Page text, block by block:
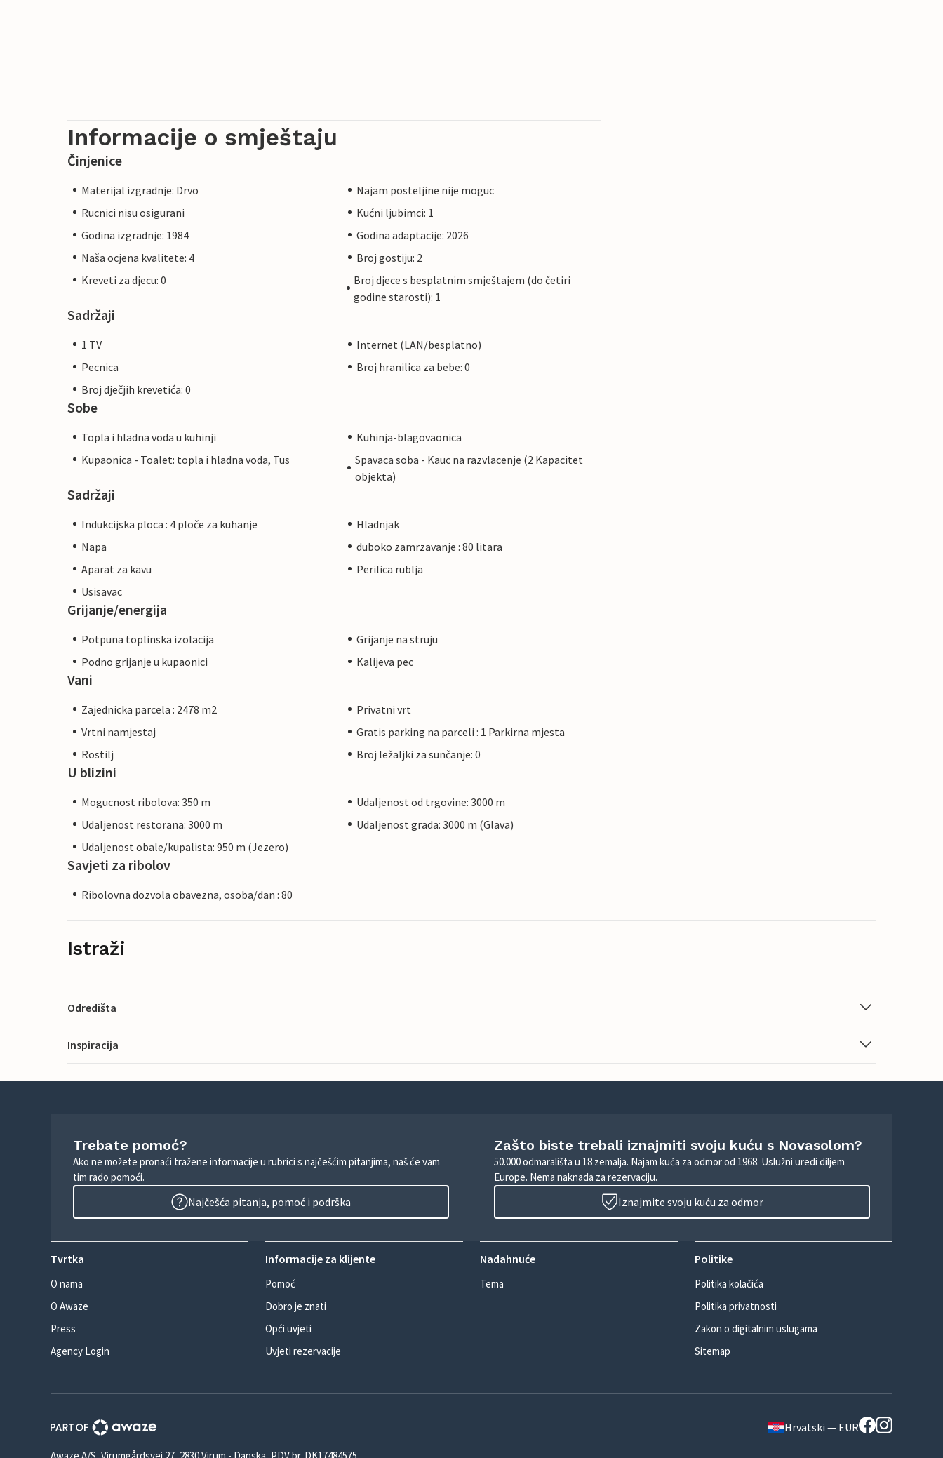
Informacije o smještaju
Činjenice
Materijal izgradnje: Drvo
Najam posteljine nije moguc
Rucnici nisu osigurani
Kućni ljubimci: 1
Godina izgradnje: 1984
Godina adaptacije: 2026
Naša ocjena kvalitete: 4
Broj gostiju: 2
Kreveti za djecu: 0
Broj djece s besplatnim smještajem (do četiri
godine starosti): 1
Sadržaji
1 TV
Internet (LAN/besplatno)
Pecnica
Broj hranilica za bebe: 0
Broj dječjih krevetića: 0
Sobe
Topla i hladna voda u kuhinji
Kuhinja-blagovaonica
Kupaonica - Toalet: topla i hladna voda, Tus
Spavaca soba - Kauc na razvlacenje (2 Kapacitet
objekta)
Sadržaji
Indukcijska ploca : 4 ploče za kuhanje
Hladnjak
Napa
duboko zamrzavanje : 80 litara
Aparat za kavu
Perilica rublja
Usisavac
Grijanje/energija
Potpuna toplinska izolacija
Grijanje na struju
Podno grijanje u kupaonici
Kalijeva pec
Vani
Zajednicka parcela : 2478 m2
Privatni vrt
Vrtni namjestaj
Gratis parking na parceli : 1 Parkirna mjesta
Rostilj
Broj ležaljki za sunčanje: 0
U blizini
Mogucnost ribolova: 350 m
Udaljenost od trgovine: 3000 m
Udaljenost restorana: 3000 m
Udaljenost grada: 3000 m (Glava)
Udaljenost obale/kupalista: 950 m (Jezero)
Savjeti za ribolov
Ribolovna dozvola obavezna, osoba/dan : 80
Istraži
Odredišta
Inspiracija
Trebate pomoć?
Ako ne možete pronaći tražene informacije u rubrici s najčešćim pitanjima, naš će vam
tim rado pomoći.
Najčešća pitanja, pomoć i podrška
Zašto biste trebali iznajmiti svoju kuću s Novasolom?
50.000 odmarališta u 18 zemalja. Najam kuća za odmor od 1968. Uslužni uredi diljem
Europe. Nema naknada za rezervaciju.
Iznajmite svoju kuću za odmor
Tvrtka
O nama
O Awaze
Press
Agency Login
Informacije za klijente
Pomoć
Dobro je znati
Opći uvjeti
Uvjeti rezervacije
Nadahnuće
Tema
Politike
Politika kolačića
Politika privatnosti
Zakon o digitalnim uslugama
Sitemap
Hrvatski — EUR